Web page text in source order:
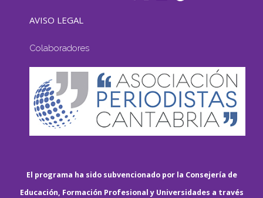
AVISO LEGAL
Colaboradores
El programa ha sido subvencionado por la Consejería de
Educación, Formación Profesional y Universidades a través